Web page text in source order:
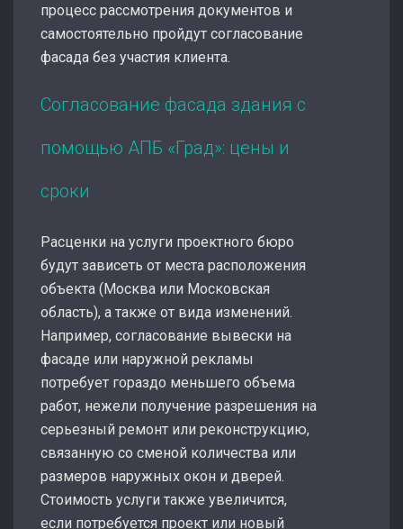
процесс рассмотрения документов и
самостоятельно пройдут согласование
фасада без участия клиента.
Согласование фасада здания с
помощью АПБ «Град»: цены и
сроки
Расценки на услуги проектного бюро
будут зависеть от места расположения
объекта (Москва или Московская
область), а также от вида изменений.
Например, согласование вывески на
фасаде или наружной рекламы
потребует гораздо меньшего объема
работ, нежели получение разрешения на
серьезный ремонт или реконструкцию,
связанную со сменой количества или
размеров наружных окон и дверей.
Стоимость услуги также увеличится,
если потребуется проект или новый